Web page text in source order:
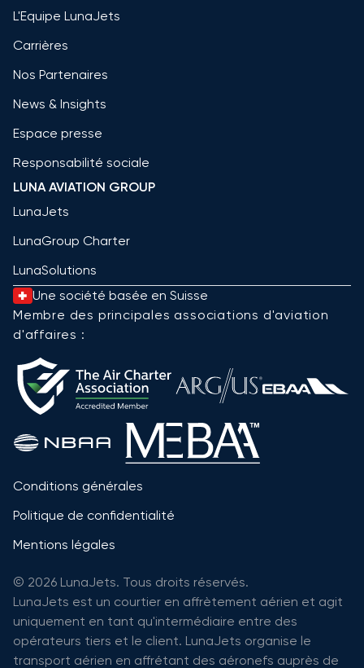
L'Equipe LunaJets
Carrières
Nos Partenaires
News & Insights
Espace presse
Responsabilité sociale
LUNA AVIATION GROUP
LunaJets
LunaGroup Charter
LunaSolutions
Une société basée en Suisse
Membre des principales associations d'aviation
d'affaires :
Conditions générales
Politique de confidentialité
Mentions légales
© 2026 LunaJets. Tous droits réservés.
LunaJets est un courtier en affrètement aérien et agit
uniquement en tant qu'intermédiaire entre des
opérateurs tiers et le client. LunaJets organise le
transport aérien en affrétant des aéronefs auprès de